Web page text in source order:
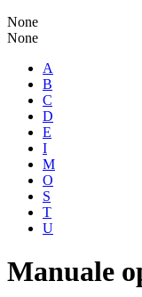
None
None
A
B
C
D
E
I
M
O
S
T
U
Manuale